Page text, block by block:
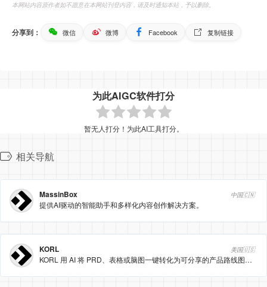
本网站内容原作者如不愿意在本网站刊登内容，请及时通知本站，予以删除。
分享到： 微信 微博 Facebook 复制链接
为此AIGC软件打分
暂无人打分！为此AI工具打分。
相关导航
MassinBox 中国🇨🇳
提供AI驱动的智能助手和多样化内容创作解决方案。
KORL 美国🇺🇸
KORL 用 AI 将 PRD、表格或脑图一键转化为可分享的产品路线图与幻灯片，节省 80% 准备时间。